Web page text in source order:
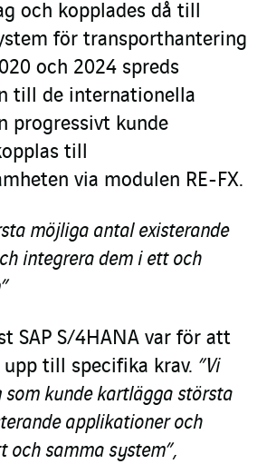
och kopplades då till
för transporthantering
och 2024 spreds
till de internationella
progressivt kunde
till
via modulen RE-FX.
möjliga antal existerande
integrera dem i ett och
SAP S/4HANA var för att
till specifika krav. ”Vi
som kunde kartlägga största
applikationer och
och samma system”,